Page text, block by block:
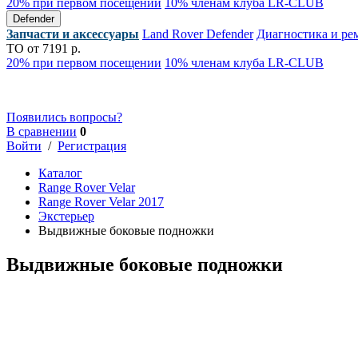
20% при первом посещении 10% членам клуба LR-CLUB
Defender
Запчасти и аксессуары Land Rover Defender Диагностика и
ТО от 7191 р.
20% при первом посещении 10% членам клуба LR-CLUB
Появились вопросы?
В сравнении 0
Войти / Регистрация
Каталог
Range Rover Velar
Range Rover Velar 2017
Экстерьер
Выдвижные боковые подножки
Выдвижные боковые подножки